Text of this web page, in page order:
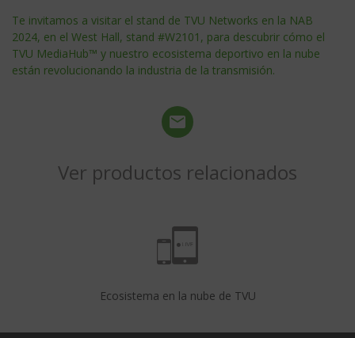
Te invitamos a visitar el stand de TVU Networks en la NAB
2024, en el West Hall, stand #W2101, para descubrir cómo el
TVU MediaHub™ y nuestro ecosistema deportivo en la nube
están revolucionando la industria de la transmisión.
Ver productos relacionados
Ecosistema en la nube de TVU